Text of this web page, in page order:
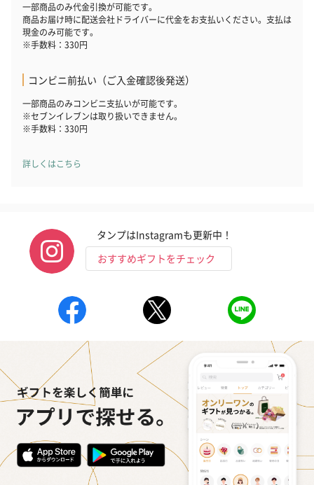
ドライフラワー・プリザーブドフラワー
自然のお花で作ったドライフラワー・プリザーブドフラワーを同
一部花材が写真と異なる場合がございます。予めご了承くださ
い。パッケージに入れてお届けします。
プリザーブドフラワー
ブーケ（ピンク）
（2,580円）
プリザーブドフラワー
ブーケ（ブルー）
（2,580円）
ぬいぐるみ
愛らしいぬいぐるみを同梱してお届けします。
誕生日・記念日・出産祝いなどのシーンにおすすめです。
一部商品のみ代金引換が可能です。
商品お届け時に配送会社ドライバーに代金をお支払いください。支払は
現金のみ可能です。
※手数料：330円
コンビニ前払い（ご入金確認後発送）
一部商品のみコンビニ支払いが可能です。
※セブンイレブンは取り扱いできません。
※手数料：330円
詳しくはこちら
タンプはInstagramも更新中！
おすすめギフトをチェック